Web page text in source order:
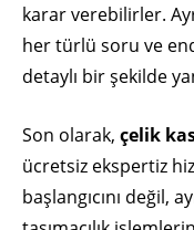
karar verebilirler.
her türlü soru ve
detaylı bir şekilde
Son olarak, çelik
ücretsiz ekspertiz
başlangıcını değil,